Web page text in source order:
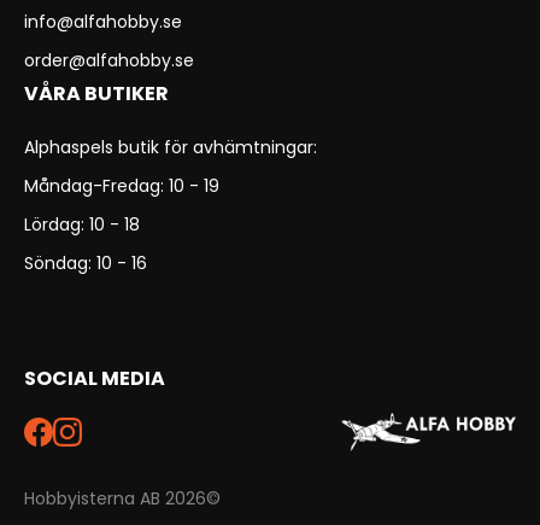
info@alfahobby.se
order@alfahobby.se
VÅRA BUTIKER
Alphaspels butik för avhämtningar:
Måndag-Fredag: 10 - 19
Lördag: 10 - 18
Söndag: 10 - 16
SOCIAL MEDIA
Hobbyisterna AB 2026©